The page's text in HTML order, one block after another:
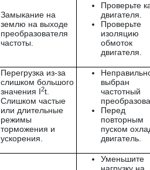
Замыкание на
землю на выходе
преобразователя
частоты.
Проверьте
двигателя.
Проверьте
изоляцию
обмоток
двигателя.
Перегрузка из-за
слишком большого
значения I2t.
Слишком частые
или длительные
режимы
торможения и
ускорения.
выбран
частотный
Перед
повторным
пуском
двигатель.
Уменьшите